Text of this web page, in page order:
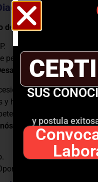
de
Personas (PDP)
personas para el éxito
de capacitación
habilidades actuales.
y establecimiento
Debilidades
SUS
y postula